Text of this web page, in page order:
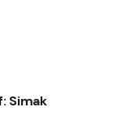
Simak